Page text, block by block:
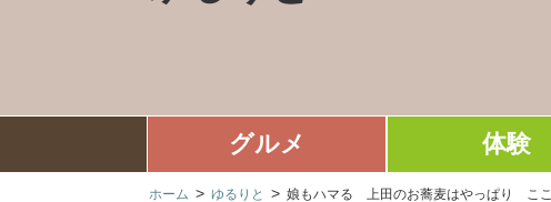
グルメ 体験
ホーム > ゆるりと > 娘もハマる 上田のお蕎麦はやっぱり ここ